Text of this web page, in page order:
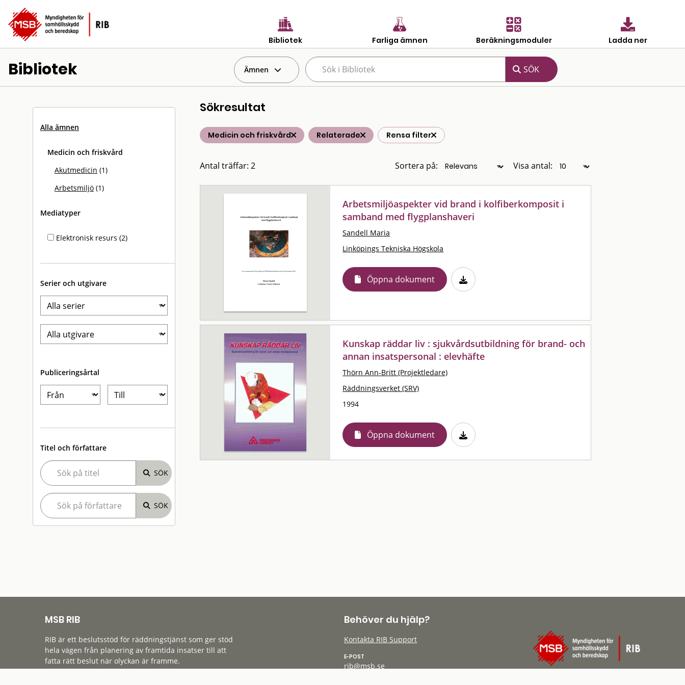
Bibliotek Farliga ämnen Beräkningsmoduler Ladda ner
Bibliotek Ämnen
Alla ämnen
Medicin och friskvård
Akutmedicin (1)
Arbetsmiljö (1)
Mediatyper
Elektronisk resurs (2)
Serier och utgivare
Publiceringsårtal
Titel och författare
Sökresultat
Medicin och friskvård Relaterade Rensa filter
Antal träffar: 2 Sortera på: Visa antal:
Arbetsmiljöaspekter vid brand i kolfiberkomposit i
samband med flygplanshaveri
Sandell Maria
Linköpings Tekniska Högskola
Öppna dokument
Kunskap räddar liv : sjukvårdsutbildning för brand- och
annan insatspersonal : elevhäfte
Thörn Ann-Britt (Projektledare)
Räddningsverket (SRV)
1994
Öppna dokument
MSB RIB
RIB är ett beslutsstöd för räddningstjänst som ger stöd
hela vägen från planering av framtida insatser till att
fatta rätt beslut när olyckan är framme.
Behöver du hjälp?
Kontakta RIB Support
E-POST
rib@msb.se